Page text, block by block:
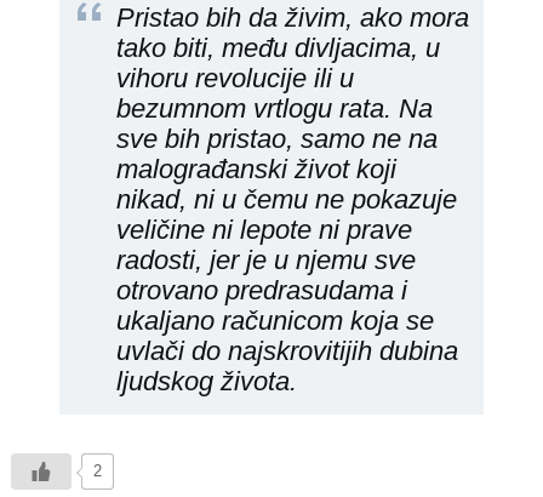
Pristao bih da živim, ako mora
tako biti, među divljacima, u
vihoru revolucije ili u
bezumnom vrtlogu rata. Na
sve bih pristao, samo ne na
malograđanski život koji
nikad, ni u čemu ne pokazuje
veličine ni lepote ni prave
radosti, jer je u njemu sve
otrovano predrasudama i
ukaljano računicom koja se
uvlači do najskrovitijih dubina
ljudskog života.
2